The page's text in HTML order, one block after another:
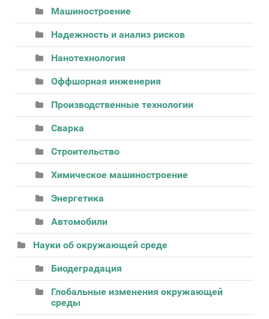
Машиностроение
Надежность и анализ рисков
Нанотехнология
Оффшорная инженерия
Производственные технологии
Сварка
Строительство
Химическое машиностроение
Энергетика
Автомобили
Науки об окружающей среде
Биодеградация
Глобальные изменения окружающей
среды